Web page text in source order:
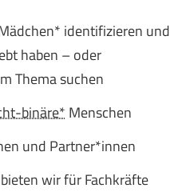
identifizieren und
haben – oder
Thema suchen
binäre* Menschen
und Partner*innen
wir für Fachkräfte